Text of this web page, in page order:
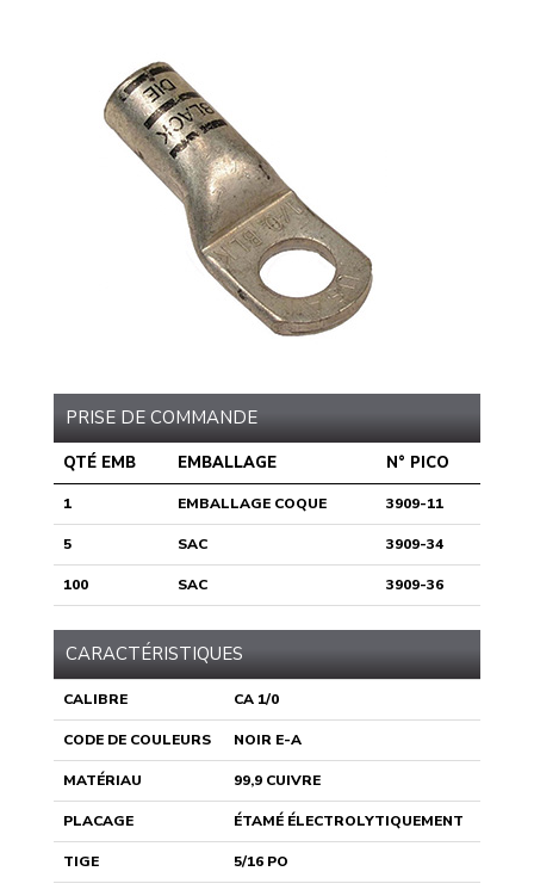
PRISE DE COMMANDE
QTÉ EMB EMBALLAGE N° PICO
1 EMBALLAGE COQUE 3909-11
5 SAC 3909-34
100 SAC 3909-36
CARACTÉRISTIQUES
CALIBRE CA 1/0
CODE DE COULEURS NOIR E-A
MATÉRIAU 99,9 CUIVRE
PLACAGE ÉTAMÉ ÉLECTROLYTIQUEMENT
TIGE 5/16 PO